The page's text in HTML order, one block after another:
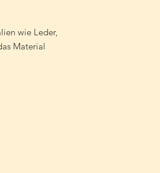
wie Leder,
Material